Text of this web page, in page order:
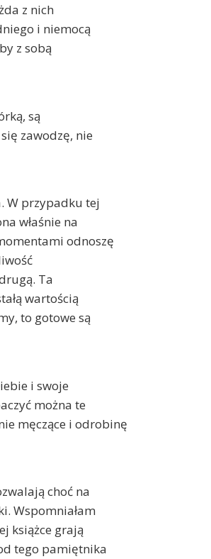
z nich
i niemocą
z sobą
są
zawodzę, nie
W przypadku tej
właśnie na
odnoszę
Ta
wartością
to gotowe są
i swoje
można te
męczące i odrobinę
choć na
Wspomniałam
książce grają
tego pamiętnika